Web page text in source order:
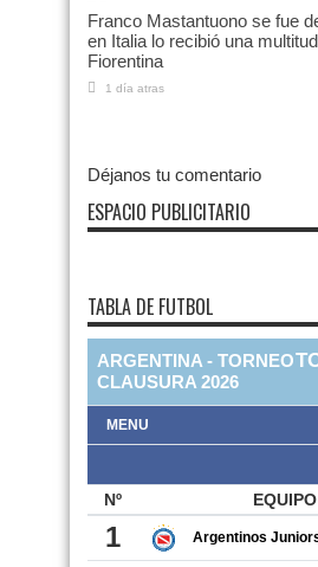
Franco Mastantuono se fue
en Italia lo recibió una
Fiorentina
1 día atras
Déjanos tu comentario
ESPACIO PUBLICITARIO
TABLA DE FUTBOL